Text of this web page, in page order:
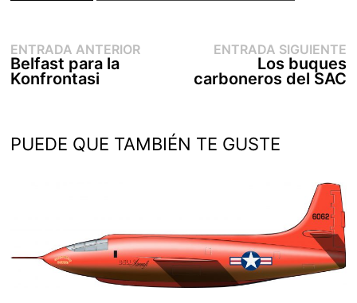
Navegación
de
entradas
ENTRADA ANTERIOREntrada
Belfast para la
Konfrontasi
ENTRADA SIGUIENTE
Los buques
carboneros del SAC
PUEDE QUE TAMBIÉN TE GUSTE